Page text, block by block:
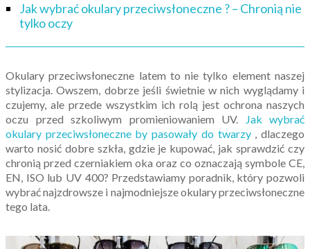
Jak wybrać okulary przeciwsłoneczne ? – Chronią nie
tylko oczy
Okulary przeciwsłoneczne latem to nie tylko element naszej
stylizacja. Owszem, dobrze jeśli świetnie w nich wyglądamy i
czujemy, ale przede wszystkim ich rolą jest ochrona naszych
oczu przed szkoliwym promieniowaniem UV. Jak wybrać
okulary przeciwsłoneczne by pasowały do twarzy, dlaczego
warto nosić dobre szkła, gdzie je kupować, jak sprawdzić czy
chronią przed czerniakiem oka oraz co oznaczają symbole CE,
EN, ISO lub UV 400? Przedstawiamy poradnik, który pozwoli
wybrać najzdrowsze i najmodniejsze okulary przeciwsłoneczne
tego lata.